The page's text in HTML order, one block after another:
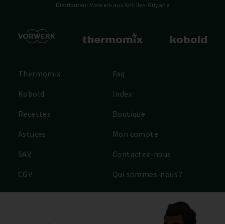
Distributeur Vorwerk aux Antilles-Guyane
Thermomix
Kobold
Recettes
Astuces
SAV
CGV
Faq
Index
Boutique
Mon compte
Contactez-nous
Qui sommes-nous ?